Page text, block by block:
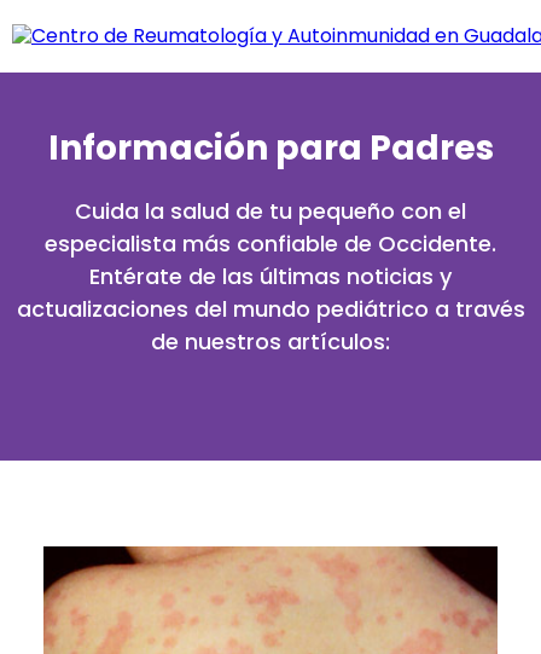
Información para Padres
Cuida la salud de tu pequeño con el
especialista más confiable de Occidente.
Entérate de las últimas noticias y
actualizaciones del mundo pediátrico a través
de nuestros artículos: